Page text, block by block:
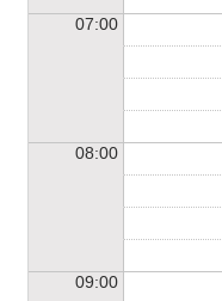
07:00
08:00
09:00